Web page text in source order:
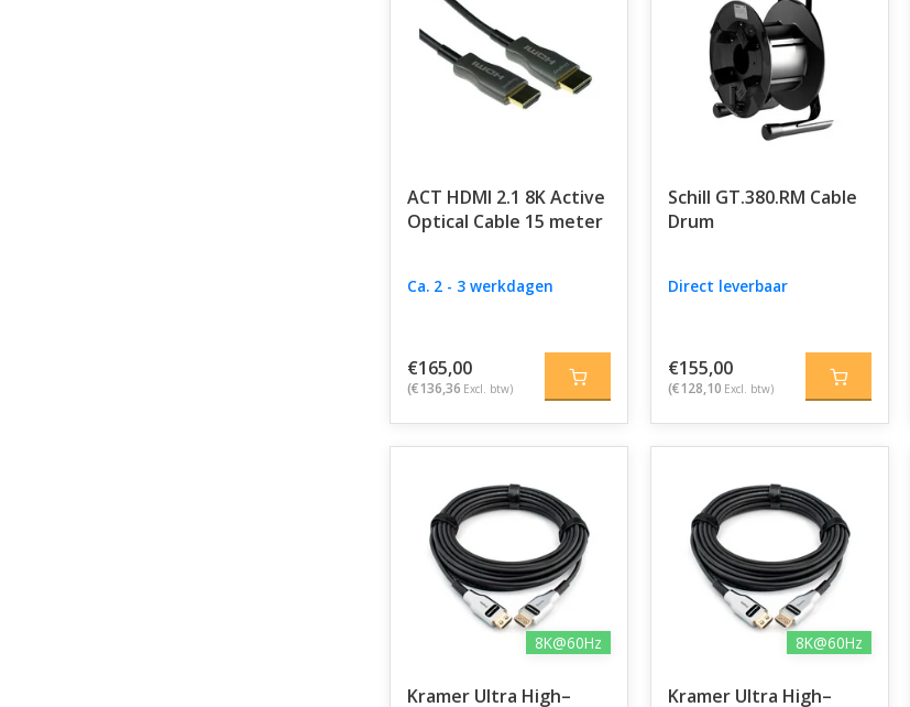
ACT HDMI 2.1 8K Active
Optical Cable 15 meter
Ca. 2 - 3 werkdagen
€165,00
(€136,36 Excl. btw)
Schill GT.380.RM Cable
Drum
Direct leverbaar
€155,00
(€128,10 Excl. btw)
8K@60Hz
Kramer Ultra High–
8K@60Hz
Kramer Ultra High–